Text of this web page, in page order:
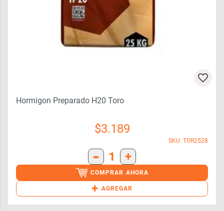
Hormigon Preparado H20 Toro
$3.189
SKU: TOR2528
- 1 +
COMPRAR AHORA
+ AGREGAR